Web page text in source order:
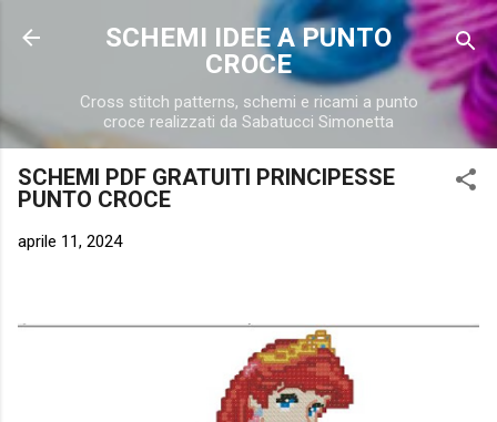
Passa ai contenuti principali
SCHEMI IDEE A PUNTO
CROCE
Cross stitch patterns, schemi e ricami a punto
croce realizzati da Sabatucci Simonetta
SCHEMI PDF GRATUITI PRINCIPESSE
PUNTO CROCE
aprile 11, 2024